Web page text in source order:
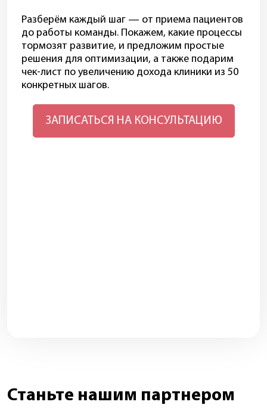
Разберём каждый шаг — от приема пациентов
до работы команды. Покажем, какие процессы
тормозят развитие, и предложим простые
решения для оптимизации, а также подарим
чек-лист по увеличению дохода клиники из 50
конкретных шагов.
ЗАПИСАТЬСЯ НА КОНСУЛЬТАЦИЮ
Станьте нашим партнером